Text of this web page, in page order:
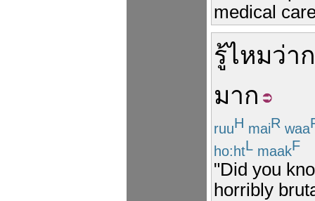
medical
รู้ไหมว่า
มาก
ruuH maiR waa
ho:htL maakF
"Did you
horribly